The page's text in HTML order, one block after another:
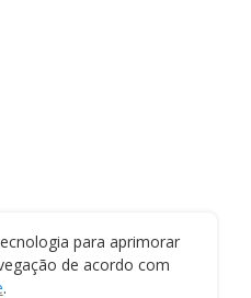
para aprimorar
de acordo com
.